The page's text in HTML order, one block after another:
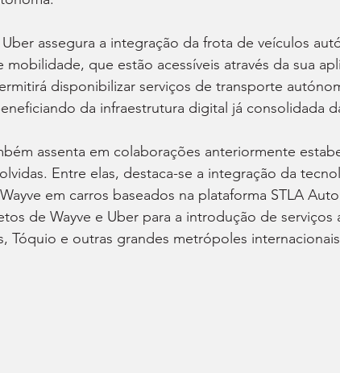
Uber assegura a integração da frota de veículos
mobilidade, que estão acessíveis através da sua
disponibilizar serviços de transporte
da infraestrutura digital já consolidada
assenta em colaborações anteriormente
Entre elas, destaca-se a integração da
em carros baseados na plataforma STLA
de Wayve e Uber para a introdução de serviços
Tóquio e outras grandes metrópoles